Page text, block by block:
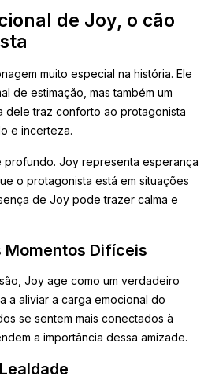
de Joy, o cão
muito especial na história. Ele
de estimação, mas também um
dele traz conforto ao protagonista
e incerteza.
profundo. Joy representa esperança
o protagonista está em situações
de Joy pode trazer calma e
Momentos Difíceis
Joy age como um verdadeiro
a aliviar a carga emocional do
se sentem mais conectados à
a importância dessa amizade.